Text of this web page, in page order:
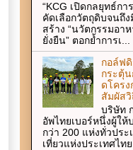
“KCG เปิดกลยุทธ์ก
คัดเลือกวัตถุดิบจนถึ
สร้าง “นวัตกรรมอา
ยั่งยืน” ตอกย้ำการเ...
กอล์ฟ
กระตุ้
ดโครง
สัมผัส
บริษัท
อัพไทยเบอร์หนึ่งผู้ใ
กว่า 200 แห่งทั่วประ
เที่ยวแห่งประเทศไท